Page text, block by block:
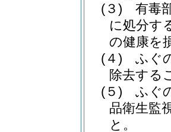
(３)
有毒
に処分す
の健康を
(４)
ふぐ
除去する
(５)
ふぐ
品衛生監
と。